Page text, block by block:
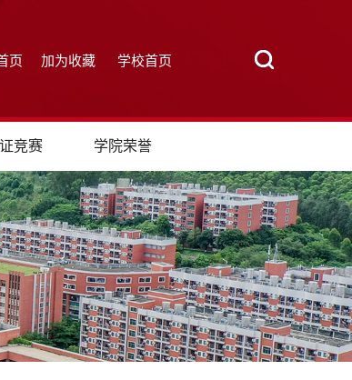
页 加为收藏 学校首页
竞赛 学院荣誉